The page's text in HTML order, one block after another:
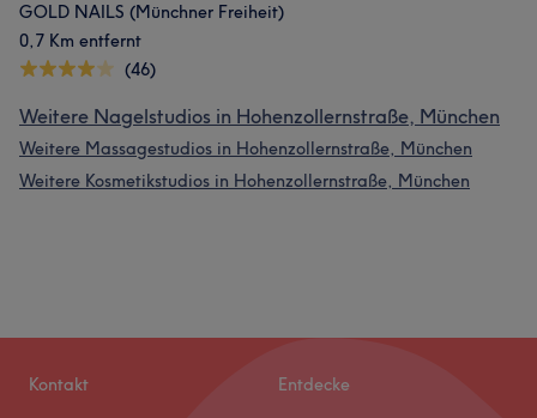
GOLD NAILS (Münchner Freiheit)
0,7 Km entfernt
(46)
Weitere Nagelstudios in Hohenzollernstraße, München
Weitere Massagestudios in Hohenzollernstraße, München
Weitere Kosmetikstudios in Hohenzollernstraße, München
Kontakt Entdecke